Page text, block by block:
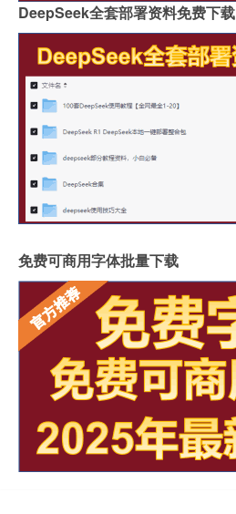
DeepSeek全套部署资料免费下载
免费可商用字体批量下载